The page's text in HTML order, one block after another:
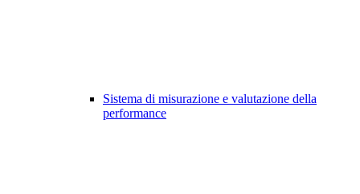
Sistema di misurazione e valutazione della
performance